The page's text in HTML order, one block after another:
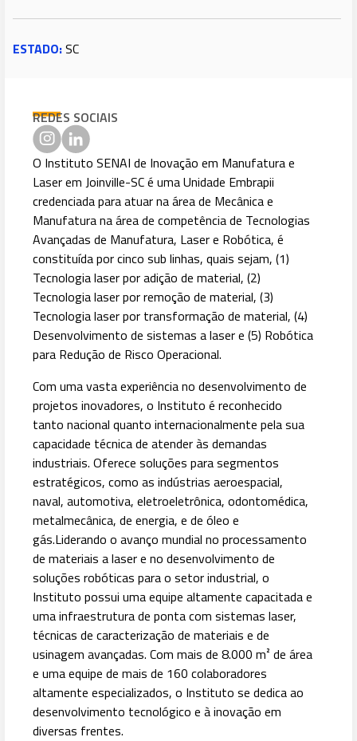
ESTADO:SC
REDES SOCIAIS
O Instituto SENAI de Inovação em Manufatura e
Laser em Joinville-SC é uma Unidade Embrapii
credenciada para atuar na área de Mecânica e
Manufatura na área de competência de Tecnologias
Avançadas de Manufatura, Laser e Robótica, é
constituída por cinco sub linhas, quais sejam, (1)
Tecnologia laser por adição de material, (2)
Tecnologia laser por remoção de material, (3)
Tecnologia laser por transformação de material, (4)
Desenvolvimento de sistemas a laser e (5) Robótica
para Redução de Risco Operacional.
Com uma vasta experiência no desenvolvimento de
projetos inovadores, o Instituto é reconhecido
tanto nacional quanto internacionalmente pela sua
capacidade técnica de atender às demandas
industriais. Oferece soluções para segmentos
estratégicos, como as indústrias aeroespacial,
naval, automotiva, eletroeletrônica, odontomédica,
metalmecânica, de energia, e de óleo e
gás.Liderando o avanço mundial no processamento
de materiais a laser e no desenvolvimento de
soluções robóticas para o setor industrial, o
Instituto possui uma equipe altamente capacitada e
uma infraestrutura de ponta com sistemas laser,
técnicas de caracterização de materiais e de
usinagem avançadas. Com mais de 8.000 m² de área
e uma equipe de mais de 160 colaboradores
altamente especializados, o Instituto se dedica ao
desenvolvimento tecnológico e à inovação em
diversas frentes.